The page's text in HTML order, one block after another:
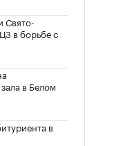
Свято-
в борьбе с
в Белом
в